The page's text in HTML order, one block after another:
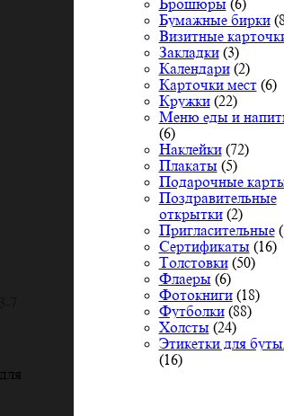
Брошюры (6)
Бумажные бирки
Визитные
Закладки (3)
Календари (2)
Карточки мест (6)
Кружки (22)
Меню еды и
(6)
Наклейки (72)
Плакаты (5)
Подарочные
Поздравительные
открытки (2)
Пригласительные
Сертификаты (16)
Толстовки (50)
Флаеры (6)
Фотокниги (18)
Футболки (88)
Холсты (24)
Этикетки для
(16)